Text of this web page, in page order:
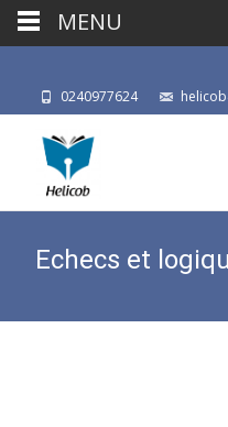
0240977624
Echecs et
MENU